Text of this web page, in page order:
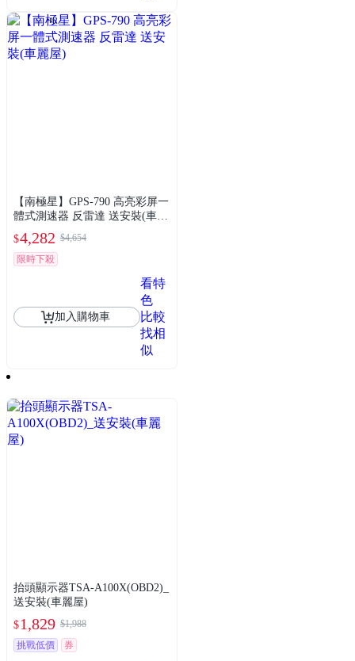
【南極星】GPS-790 高亮彩屏一
體式測速器 反雷達 送安裝(車麗
$4,282 $4,654
限時下殺
加入購物車
看特
色
比較
找相
似
抬頭顯示器TSA-A100X(OBD2)_
送安裝(車麗屋)
$1,829 $1,988
挑戰低價
券